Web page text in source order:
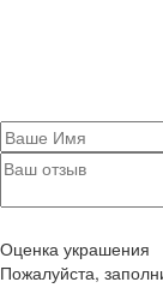
Оценка украшения
Пожалуйста,